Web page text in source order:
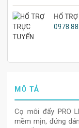
HỔ
MÔ TẢ
Cọ môi đẩy PRO
mềm mịn, đứng